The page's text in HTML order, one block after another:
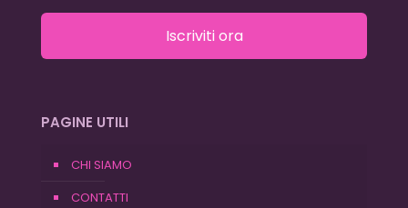
Iscriviti ora
PAGINE UTILI
CHI SIAMO
CONTATTI